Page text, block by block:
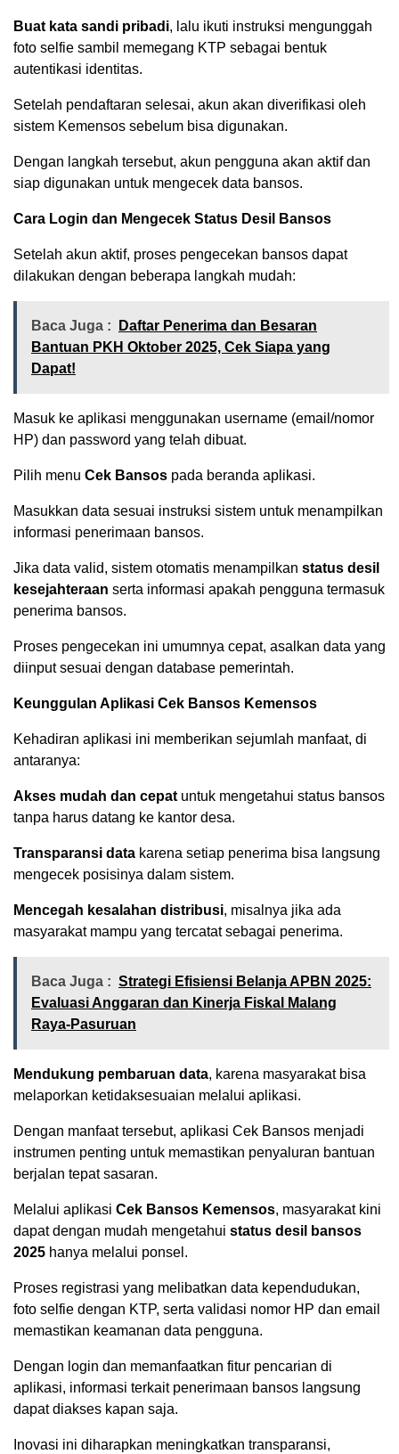
Buat kata sandi pribadi, lalu ikuti instruksi mengunggah
foto selfie sambil memegang KTP sebagai bentuk
autentikasi identitas.
Setelah pendaftaran selesai, akun akan diverifikasi oleh
sistem Kemensos sebelum bisa digunakan.
Dengan langkah tersebut, akun pengguna akan aktif dan
siap digunakan untuk mengecek data bansos.
Cara Login dan Mengecek Status Desil Bansos
Setelah akun aktif, proses pengecekan bansos dapat
dilakukan dengan beberapa langkah mudah:
Baca Juga :
Daftar Penerima dan Besaran
Bantuan PKH Oktober 2025, Cek Siapa yang
Dapat!
Masuk ke aplikasi menggunakan username (email/nomor
HP) dan password yang telah dibuat.
Pilih menu Cek Bansos pada beranda aplikasi.
Masukkan data sesuai instruksi sistem untuk menampilkan
informasi penerimaan bansos.
Jika data valid, sistem otomatis menampilkan status desil
kesejahteraan serta informasi apakah pengguna termasuk
penerima bansos.
Proses pengecekan ini umumnya cepat, asalkan data yang
diinput sesuai dengan database pemerintah.
Keunggulan Aplikasi Cek Bansos Kemensos
Kehadiran aplikasi ini memberikan sejumlah manfaat, di
antaranya:
Akses mudah dan cepat untuk mengetahui status bansos
tanpa harus datang ke kantor desa.
Transparansi data karena setiap penerima bisa langsung
mengecek posisinya dalam sistem.
Mencegah kesalahan distribusi, misalnya jika ada
masyarakat mampu yang tercatat sebagai penerima.
Baca Juga : Strategi Efisiensi Belanja APBN 2025:
Evaluasi Anggaran dan Kinerja Fiskal Malang
Raya-Pasuruan
Mendukung pembaruan data, karena masyarakat bisa
melaporkan ketidaksesuaian melalui aplikasi.
Dengan manfaat tersebut, aplikasi Cek Bansos menjadi
instrumen penting untuk memastikan penyaluran bantuan
berjalan tepat sasaran.
Melalui aplikasi Cek Bansos Kemensos, masyarakat kini
dapat dengan mudah mengetahui status desil bansos
2025 hanya melalui ponsel.
Proses registrasi yang melibatkan data kependudukan,
foto selfie dengan KTP, serta validasi nomor HP dan email
memastikan keamanan data pengguna.
Dengan login dan memanfaatkan fitur pencarian di
aplikasi, informasi terkait penerimaan bansos langsung
dapat diakses kapan saja.
Inovasi ini diharapkan meningkatkan transparansi,